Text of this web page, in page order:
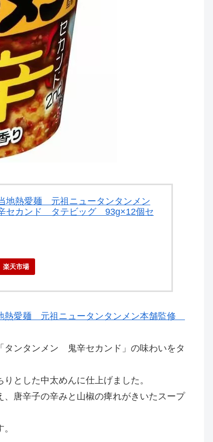
熱愛麺 元祖ニュータンタンメン
セカンド タテビッグ 93g×12個セ
楽天市場
愛麺 元祖ニュータンタンメン本舗監修
タンタンメン 鬼辛セカンド」の味わいをタ
とした中太めんに仕上げました。
唐辛子の辛みと山椒の痺れがきいたスープ